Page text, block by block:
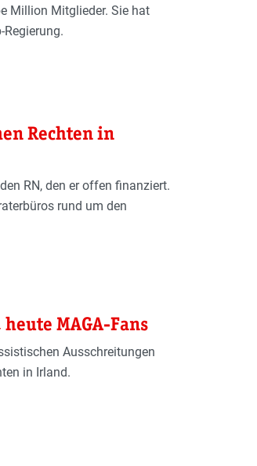
Million Mitglieder. Sie hat
Rechten in
RN, den er offen finanziert.
rund um den
MAGA-Fans
Ausschreitungen
in Irland.